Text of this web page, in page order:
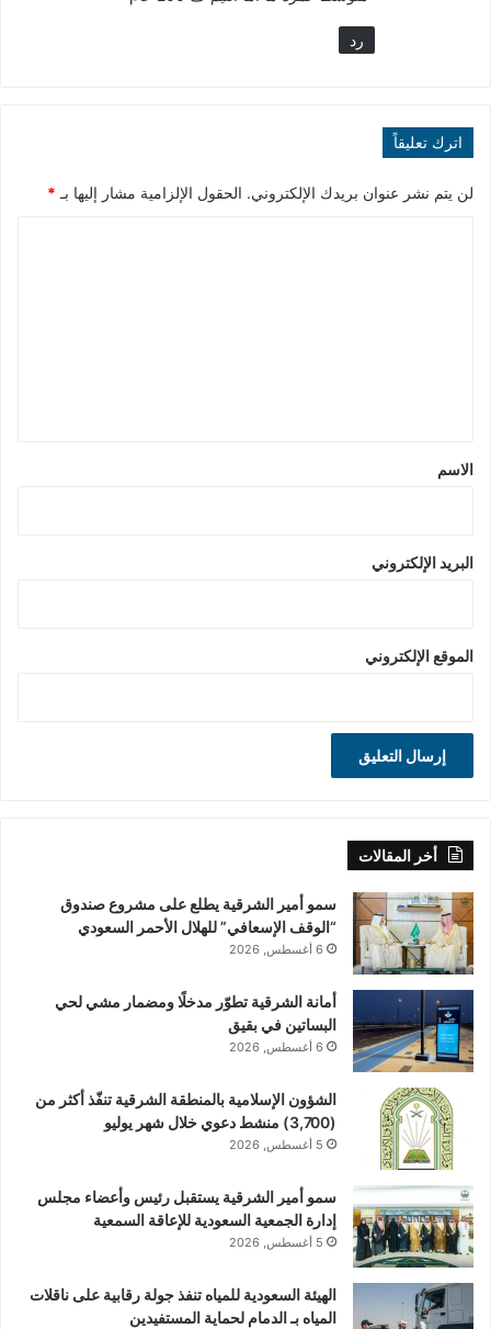
رد
اترك تعليقاً
لن يتم نشر عنوان بريدك الإلكتروني. الحقول الإلزامية مشار إليها بـ *
*
الاسم
البريد الإلكتروني
الموقع الإلكتروني
أخر المقالات
سمو أمير الشرقية يطلع على مشروع صندوق
“الوقف الإسعافي” للهلال الأحمر السعودي
6 أغسطس, 2026
أمانة الشرقية تطوّر مدخلًا ومضمار مشي لحي
البساتين في بقيق
6 أغسطس, 2026
الشؤون الإسلامية بالمنطقة الشرقية تنفّذ أكثر من
(3,700) منشط دعوي خلال شهر يوليو
5 أغسطس, 2026
سمو أمير الشرقية يستقبل رئيس وأعضاء مجلس
إدارة الجمعية السعودية للإعاقة السمعية
5 أغسطس, 2026
الهيئة السعودية للمياه تنفذ جولة رقابية على ناقلات
المياه بـ الدمام لحماية المستفيدين